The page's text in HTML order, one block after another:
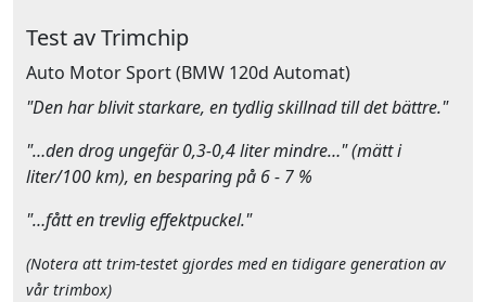
Test av Trimchip
Auto Motor Sport(BMW 120d Automat)
"Den har blivit starkare, en tydlig skillnad till det bättre."
"…den drog ungefär 0,3-0,4 liter mindre…" (mätt i
liter/100 km), en besparing på 6 - 7 %
"…fått en trevlig effektpuckel."
(Notera att trim-testet gjordes med en tidigare generation av
vår trimbox)